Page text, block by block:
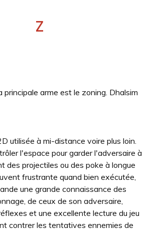
Z
principale arme est le zoning. Dhalsim
utilisée à mi-distance voire plus loin.
l'espace pour garder l'adversaire à
des projectiles ou des poke à longue
frustrante quand bien exécutée,
une grande connaissance des
de ceux de son adversaire,
et une excellente lecture du jeu
contrer les tentatives ennemies de